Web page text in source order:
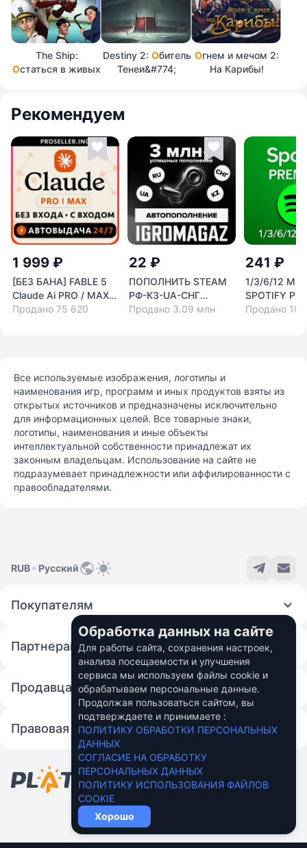
The Ship:
Остаться в живых
Destiny 2: Обитель
Тенеи&#774;
Огнем и мечом 2:
На Карибы!
Рекомендуем
1 999 ₽
[БЕЗ БАНА] FABLE 5
Claude Ai PRO / MAX /
Code Anthropic
Продано 75 620
22 ₽
ПОПОЛНИТЬ STEAM
РФ-КЗ-UA-СНГ
НИЗКАЯ ЦЕНА
Продано 3.09 млн
241 ₽
1/3/6/12
SPOTIFY
РАБОТАЕТ
Продано
Все используемые изображения, логотипы и
наименования игр, программ и иных продуктов взяты из
открытых источников и предназначены исключительно
для информационных целей. Все товарные знаки,
логотипы, наименования и иные объекты
интеллектуальной собственности принадлежат их
законным владельцам. Использование на сайте не
подразумевает принадлежности или аффилированности с
правообладателями.
RUB Русский
Покупателям
Партнерам
Продавцам
Правовая информация
© 2026 Fincom Teh Ltd.
Персональные данные пользователей в
России обрабатывает ООО "Вебмани.ру"
Обработка данных на сайте
Для работы сайта, сохранения настроек,
анализа посещаемости и улучшения
сервиса мы используем файлы cookie и
обрабатываем персональные данные.
Продолжая пользоваться сайтом, вы
подтверждаете и принимаете :
ПОЛИТИКУ ОБРАБОТКИ ПЕРСОНАЛЬНЫХ
ДАННЫХ
СОГЛАСИЕ НА ОБРАБОТКУ
ПЕРСОНАЛЬНЫХ ДАННЫХ
ПОЛИТИКУ ИСПОЛЬЗОВАНИЯ ФАЙЛОВ
COOKIE
Хорошо